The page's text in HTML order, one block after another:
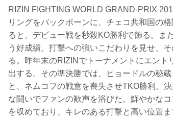
RIZIN FIGHTING WORLD GRAND-PRIX
リングをバックボーンに、チェコ共和国の
ると、デビュー戦を秒殺KO勝利で飾る。ま
う好成績。打撃への強いこだわりを見せ、
る。昨年末のRIZINでトーナメントにエン
出する。その準決勝では、ヒョードルの秘
と、ネムコフの戦意を喪失させTKO勝利。
な闘いでファンの歓声を浴びた。鮮やかな
を収めており、キレのある打撃と高い位置